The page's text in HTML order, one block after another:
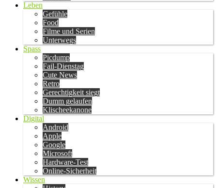
Leben
Gefühle
Food
Filme und Serien
Unterwegs
Spass
Picdump
Fail-Dienstag
Cute News
Retro
Gerechtigkeit siegt
Dumm gelaufen
Klischeekanone
Digital
Android
Apple
Google
Microsoft
Hardware-Test
Online-Sicherheit
Wissen